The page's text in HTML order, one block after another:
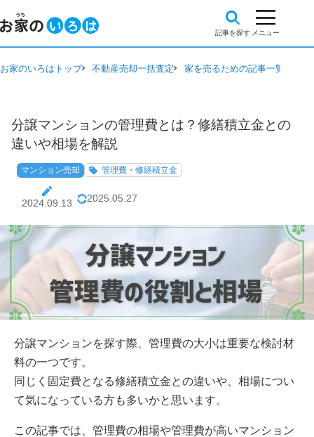
お家のいろはトップ 不動産売却一括査定 家を売るための記事一覧
分譲マンションの管理費とは？修繕積立金との
違いや相場を解説
マンション売却 管理費・修繕積立金
2024.09.13 2025.05.27
分譲マンションを探す際、管理費の大小は重要な検討材
料の一つです。
同じく固定費となる修繕積立金との違いや、相場につい
て気になっている方も多いかと思います。
この記事では、管理費の相場や管理費が高いマンション